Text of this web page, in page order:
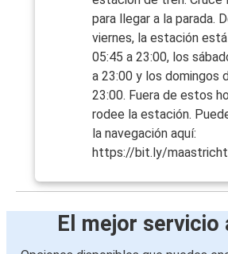
para llegar a la parada.
viernes, la estación
05:45 a 23:00, los
a 23:00 y los domingos
23:00. Fuera de estos
rodee la estación.
la navegación aquí:
https://bit.ly/
El mejor servicio